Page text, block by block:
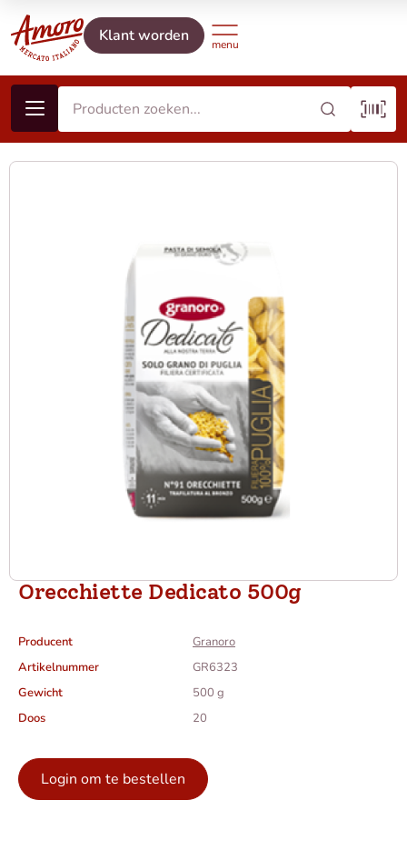
Klant worden
Orecchiette Dedicato 500g
Producent
Granoro
Artikelnummer
GR6323
Gewicht
500 g
Doos
20
Login om te bestellen